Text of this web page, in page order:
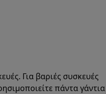
Για βαριές συσκευές
πάντα γάντια